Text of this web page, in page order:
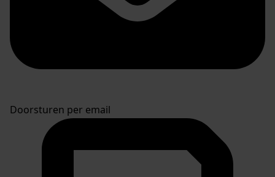
Doorsturen per email